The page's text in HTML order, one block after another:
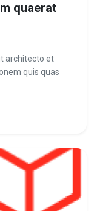
quaerat
architecto et
quis quas